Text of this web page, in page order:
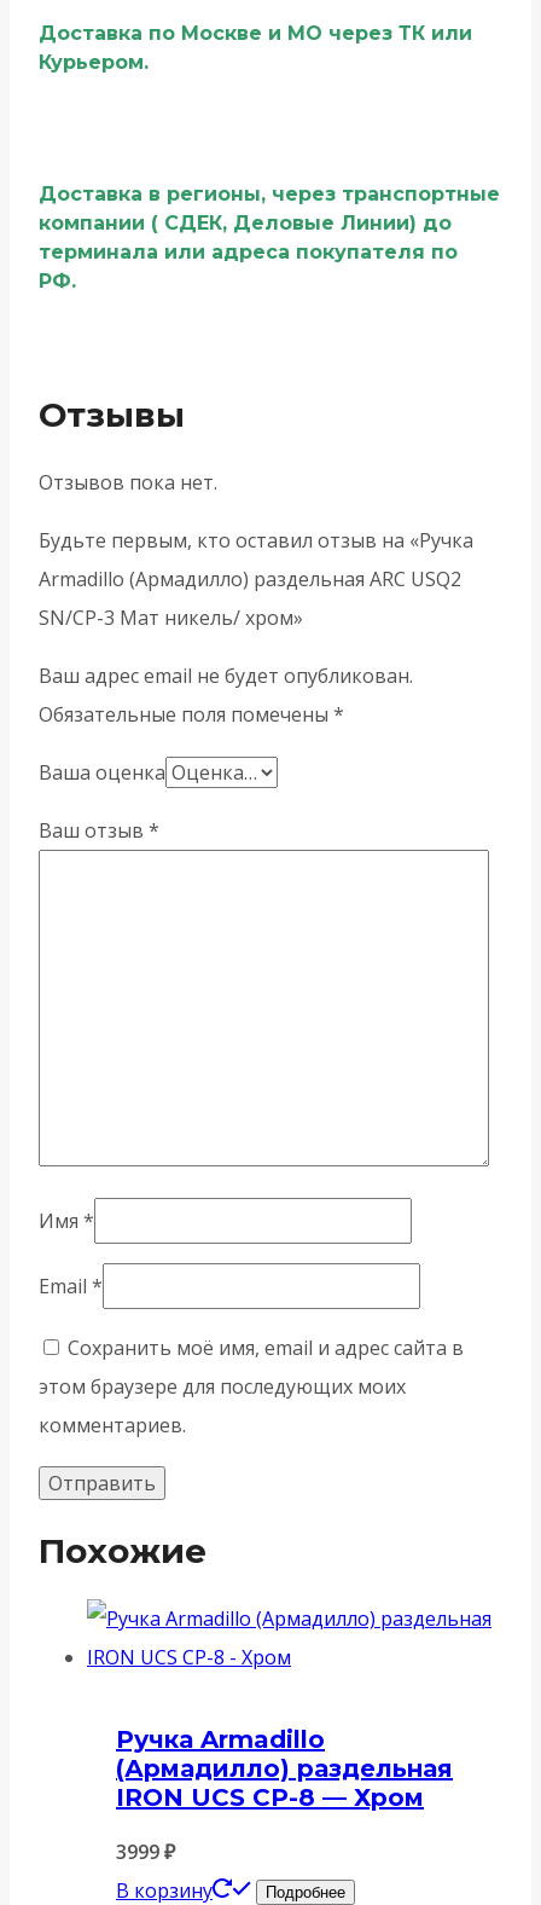
Доставка по Москве и МО через ТК или
Курьером.
Доставка в регионы, через транспортные
компании ( СДЕК, Деловые Линии) до
терминала или адреса покупателя по
РФ.
Отзывы
Отзывов пока нет.
Будьте первым, кто оставил отзыв на «Ручка
Armadillo (Армадилло) раздельная ARC USQ2
SN/CP-3 Мат никель/ хром»
Ваш адрес email не будет опубликован.
Обязательные поля помечены *
Ваша оценка
Ваш отзыв *
Имя *
Email *
Сохранить моё имя, email и адрес сайта в
этом браузере для последующих моих
комментариев.
Похожие
Ручка Armadillo
(Армадилло) раздельная
IRON UCS СР-8 — Хром
3999₽
В корзину
Подробнее